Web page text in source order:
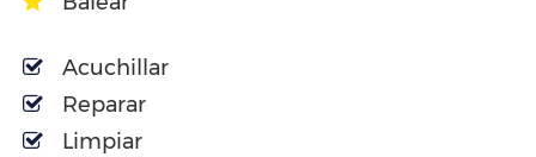
Acuchillar
Reparar
Limpiar